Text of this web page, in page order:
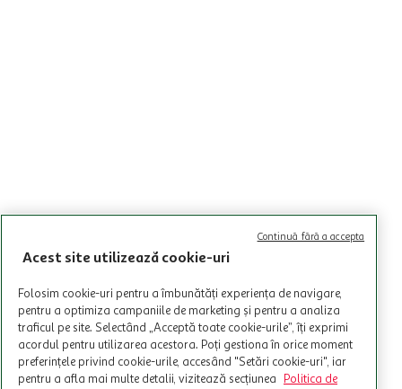
Acest site utilizează cookie-uri
Folosim cookie-uri pentru a îmbunătăți experiența de navigare,
pentru a optimiza campaniile de marketing și pentru a analiza
traficul pe site. Selectând „Acceptă toate cookie-urile”, îți exprimi
acordul pentru utilizarea acestora. Poți gestiona în orice moment
preferințele privind cookie-urile, accesând "Setări cookie-uri", iar
pentru a afla mai multe detalii, vizitează secțiunea
Politica de
Continuă fără a accepta